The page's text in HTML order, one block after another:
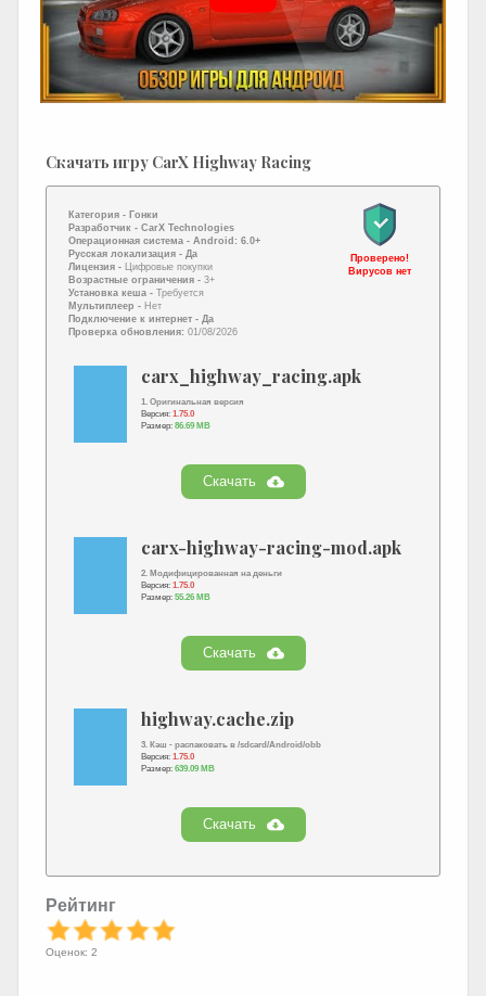
Скачать игру CarX Highway Racing
Категория - Гонки
Разработчик - CarX Technologies
Операционная система - Android: 6.0+
Русская локализация - Да
Лицензия -
Цифровые покупки
Возрастные ограничения - 3+
Установка кеша - Требуется
Мультиплеер - Нет
Подключение к интернет - Да
Проверка обновления: 01/08/2026
Проверено!
Вирусов нет
carx_highway_racing.apk
1. Оригинальная версия
Версия: 1.75.0
Размер: 86.69 MB
Скачать
carx-highway-racing-mod.apk
2. Модифицированная на деньги
Версия: 1.75.0
Размер: 55.26 MB
Скачать
highway.cache.zip
3. Кэш - распаковать в /sdcard/Android/obb
Версия: 1.75.0
Размер: 639.09 MB
Скачать
Рейтинг
Оценок: 2